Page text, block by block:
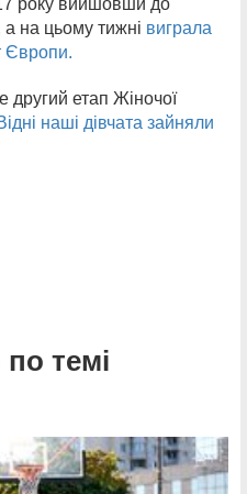
а на цьому тижні виграла
Європи.
другий етап Жіночої
наші дівчата зайняли
темі